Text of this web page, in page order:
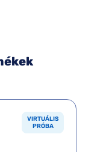
VIRTUÁLIS
PRÓBA